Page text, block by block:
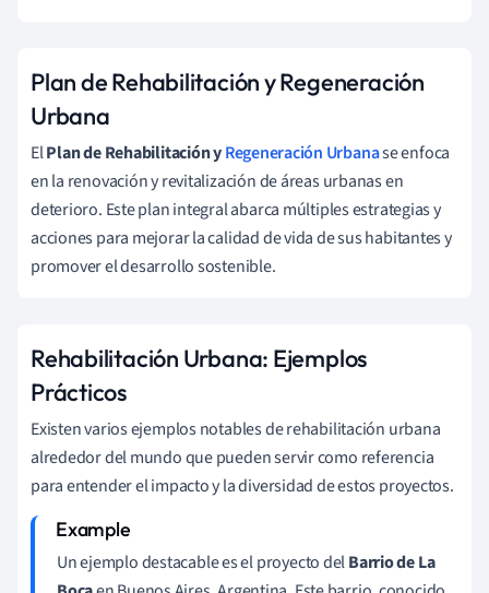
Plan de Rehabilitación y Regeneración
Urbana
ElPlan de Rehabilitación yRegeneración Urbanase enfoca
en la renovación y revitalización de áreas urbanas en
deterioro. Este plan integral abarca múltiples estrategias y
acciones para mejorar la calidad de vida de sus habitantes y
promover el desarrollo sostenible.
Rehabilitación Urbana: Ejemplos
Prácticos
Existen varios ejemplos notables de rehabilitación urbana
alrededor del mundo que pueden servir como referencia
para entender el impacto y la diversidad de estos proyectos.
Un ejemplo destacable es el proyecto delBarrio de La